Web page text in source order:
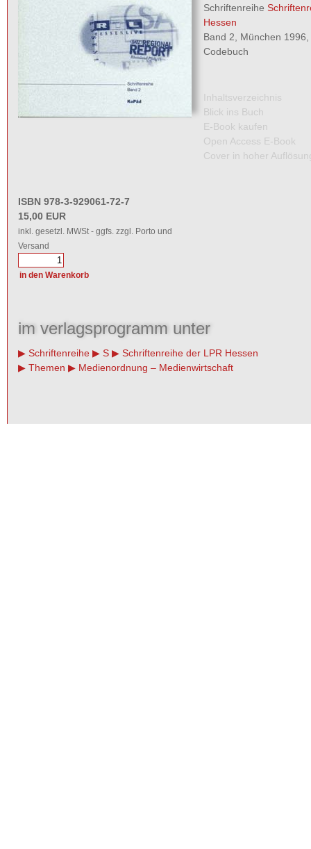
Schriftenreihe
Hessen
Band 2, München
Codebuch
Inhaltsverzeichnis
Blick ins Buch
E-Book kaufen
Open Access E-Book
Cover in hoher
ISBN 978-3-929061-72-7
15,00 EUR
inkl. gesetzl. MWSt - ggfs. zzgl. Porto und
Versand
im verlagsprogramm unter
Schriftenreihe S
Schriftenreihe der LPR Hessen
Themen
Medienordnung – Medienwirtschaft